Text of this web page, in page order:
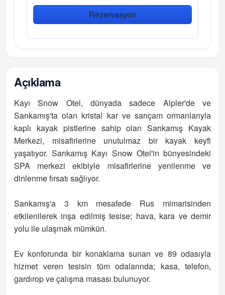
Rezervasyon
Açıklama
Kayı Snow Otel, dünyada sadece Alpler'de ve
Sarıkamış'ta olan kristal kar ve sarıçam ormanlarıyla
kaplı kayak pistlerine sahip olan Sarıkamış Kayak
Merkezi, misafirlerine unutulmaz bir kayak keyfi
yaşatıyor. Sarıkamış Kayı Snow Otel'in bünyesindeki
SPA merkezi ekibiyle misafirlerine yenilenme ve
dinlenme fırsatı sağlıyor.
Sarıkamış'a 3 km mesafede Rus mimarisinden
etkilenilerek inşa edilmiş tesise; hava, kara ve demir
yolu ile ulaşmak mümkün.
Ev konforunda bir konaklama sunan ve 89 odasıyla
hizmet veren tesisin tüm odalarında; kasa, telefon,
gardırop ve çalışma masası bulunuyor.